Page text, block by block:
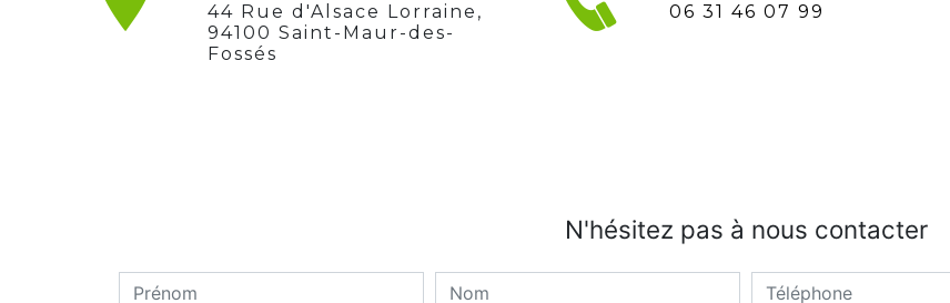
44 Rue d'Alsace Lorraine,
94100 Saint-Maur-des-
Fossés
06 31 46 07 99
N'hésitez pas à nous contacter